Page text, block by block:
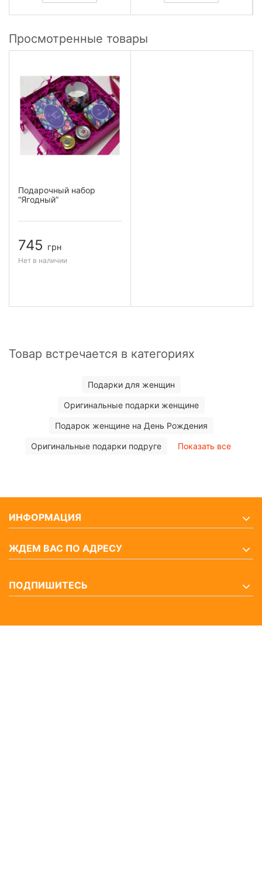
Просмотренные товары
Подарочный набор
“Ягодный”
745 грн
Нет в наличии
Товар встречается в категориях
Подарки для женщин
Оригинальные подарки женщине
Подарок женщине на День Рождения
Оригинальные подарки подруге Показать все
ИНФОРМАЦИЯ
ЖДЕМ ВАС ПО АДРЕСУ
ПОДПИШИТЕСЬ